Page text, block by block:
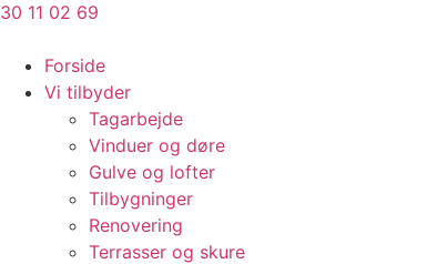
30 11 02 69
Forside
Vi tilbyder
Tagarbejde
Vinduer og døre
Gulve og lofter
Tilbygninger
Renovering
Terrasser og skure